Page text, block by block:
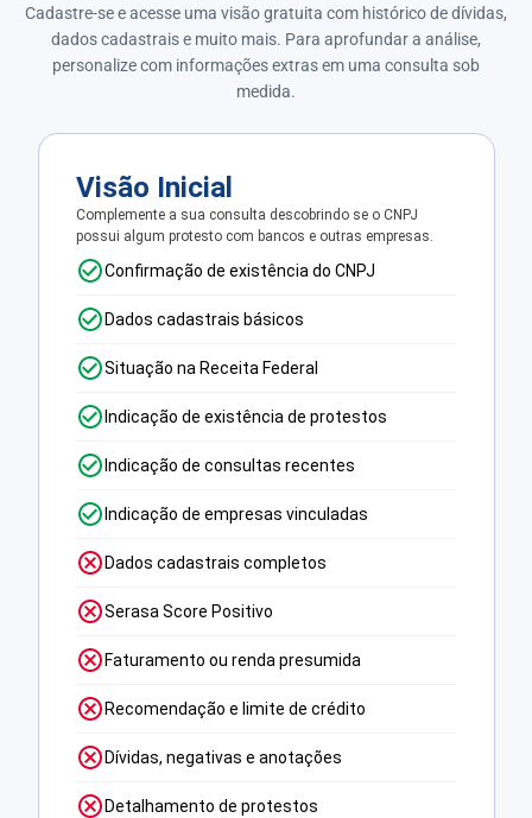
Cadastre-se e acesse uma visão gratuita com histórico de dívidas,
dados cadastrais e muito mais. Para aprofundar a análise,
personalize com informações extras em uma consulta sob
medida.
Visão Inicial
Complemente a sua consulta descobrindo se o CNPJ
possui algum protesto com bancos e outras empresas.
Confirmação de existência do CNPJ
Dados cadastrais básicos
Situação na Receita Federal
Indicação de existência de protestos
Indicação de consultas recentes
Indicação de empresas vinculadas
Dados cadastrais completos
Serasa Score Positivo
Faturamento ou renda presumida
Recomendação e limite de crédito
Dívidas, negativas e anotações
Detalhamento de protestos